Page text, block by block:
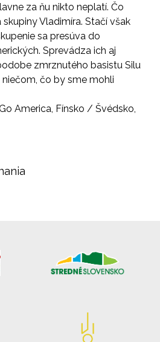
za ňu nikto neplatí. Čo
Vladimíra. Stačí však
sa presúva do
Sprevádza ich aj
zmrznutého basistu Silu
čo by sme mohli
America, Fínsko / Švédsko,